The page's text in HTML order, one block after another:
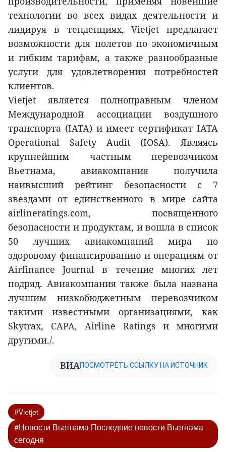
технологии во всех видах деятельности и
лидируя в тенденциях, Vietjet предлагает
возможности для полетов по экономичным
и гибким тарифам, а также разнообразные
услуги для удовлетворения потребностей
клиентов.
Vietjet является полноправным членом
Международной ассоциации воздушного
транспорта (IATA) и имеет сертификат IATA
Operational Safety Audit (IOSA). Являясь
крупнейшим частным перевозчиком
Вьетнама, авиакомпания получила
наивысший рейтинг безопасности с 7
звездами от единственного в мире сайта
airlineratings.com, посвященного
безопасности и продуктам, и вошла в список
50 лучших авиакомпаний мира по
здоровому финансированию и операциям от
Airfinance Journal в течение многих лет
подряд. Авиакомпания также была названа
лучшим низкобюджетным перевозчиком
такими известными организациями, как
Skytrax, CAPA, Airline Ratings и многими
другими./.
ВИАПОСМОТРЕТЬ ССЫЛКУ НА ИСТОЧНИК
#Vietjet
#Новости Вьетнама Последние новости Вьетнама
сегодня